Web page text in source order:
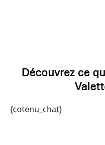
Découvrez ce
{cotenu_chat}